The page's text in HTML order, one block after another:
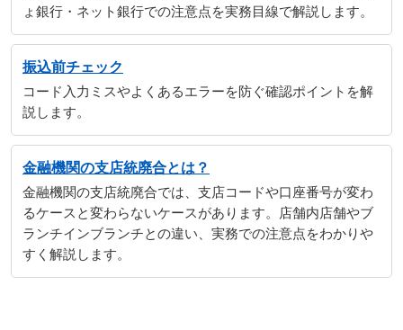
ょ銀行・ネット銀行での注意点を実務目線で解説します。
振込前チェック
コード入力ミスやよくあるエラーを防ぐ確認ポイントを解
説します。
金融機関の支店統廃合とは？
金融機関の支店統廃合では、支店コードや口座番号が変わ
るケースと変わらないケースがあります。店舗内店舗やブ
ランチインブランチとの違い、実務での注意点をわかりや
すく解説します。